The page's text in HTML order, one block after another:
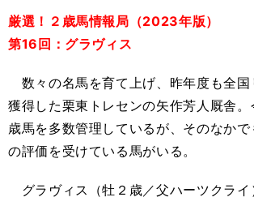
厳選！２歳馬情報局（2023年版）
第16回：グラヴィス
数々の名馬を育て上げ、昨年度も全国
獲得した栗東トレセンの矢作芳人厩舎。
歳馬を多数管理しているが、そのなかで
の評価を受けている馬がいる。
グラヴィス（牡２歳／父ハーツクライ